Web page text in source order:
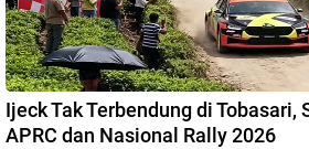
Ijeck Tak Terbendung di Tobasari,
APRC dan Nasional Rally 2026